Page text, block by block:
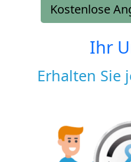
Kostenlose
Ihr
Erhalten Sie